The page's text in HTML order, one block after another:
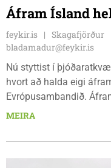
Áfram Ísland
feykir.is Skagafjörður
bladamadur@feykir.is
Nú styttist í
hvort að halda eigi
Evrópusambandið.
Frímúrarasalnum
nauðsynleg.
MEIRA